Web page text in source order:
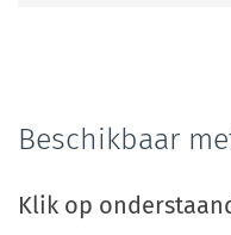
Beschikbaar
Klik op